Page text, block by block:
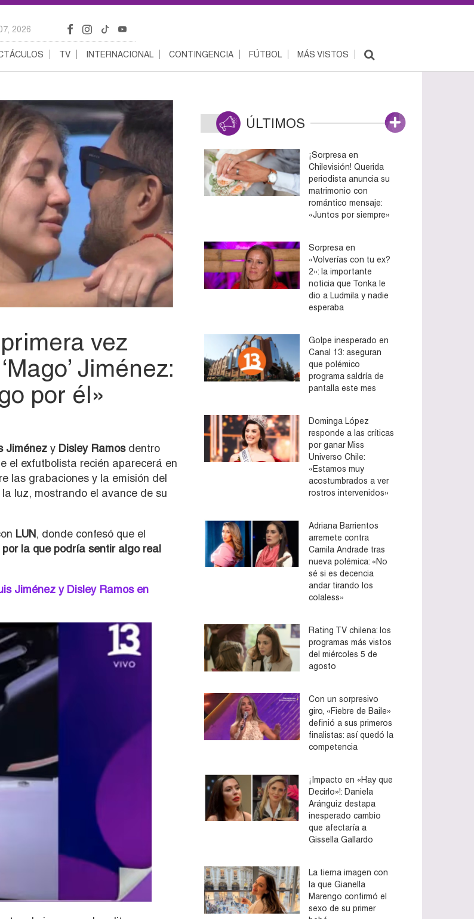
2026
TV INTERNACIONAL CONTINGENCIA FÚTBOL MÁS VISTOS
vez
Jiménez:
por él»
Jiménez y Disley Ramosdentro
el exfutbolista recién aparecerá en
las grabaciones y la emisión del
luz, mostrando el avance de su
LUN, donde confesó que el
la que podría sentir algo real
Jiménez y Disley Ramos en
ÚLTIMOS
¡Sorpresa en
Chilevisión! Querida
periodista anuncia su
matrimonio con
romántico mensaje:
«Juntos por siempre»
Sorpresa en
«Volverías con tu ex?
2»: la importante
noticia que Tonka le
dio a Ludmila y nadie
esperaba
Golpe inesperado en
Canal 13: aseguran
que polémico
programa saldría de
pantalla este mes
Dominga López
responde a las críticas
por ganar Miss
Universo Chile:
«Estamos muy
acostumbrados a ver
rostros intervenidos»
Adriana Barrientos
arremete contra
Camila Andrade tras
nueva polémica: «No
sé si es decencia
andar tirando los
colaless»
Rating TV chilena: los
programas más vistos
del miércoles 5 de
agosto
Con un sorpresivo
giro, «Fiebre de Baile»
definió a sus primeros
finalistas: así quedó la
competencia
¡Impacto en «Hay que
Decirlo»!: Daniela
Aránguiz destapa
inesperado cambio
que afectaría a
Gissella Gallardo
La tierna imagen con
la que Gianella
Marengo confirmó el
sexo de su primer